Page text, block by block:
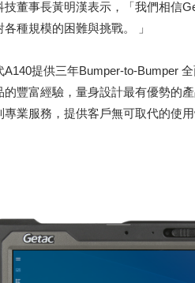
技董事長黃明漢表示，「我們相信
各種規模的困難與挑戰。 」
A140提供三年Bumper-to-Bumper
的豐富經驗，量身設計最有優勢的
專業服務，提供客戶無可取代的使用